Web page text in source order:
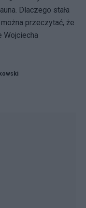
Dlaczego stała
przeczytać, że
Wojciecha